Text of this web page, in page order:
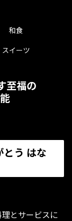
和食
スイーツ
至福の
とう はな
とサービスに